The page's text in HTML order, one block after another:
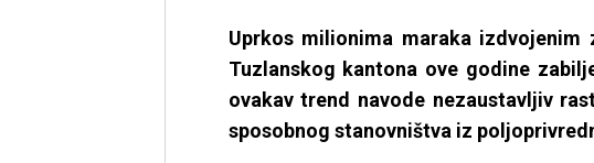
Uprkos milionima maraka
Tuzlanskog kantona ove godine
ovakav trend navode nezaustavljiv
sposobnog stanovništva iz